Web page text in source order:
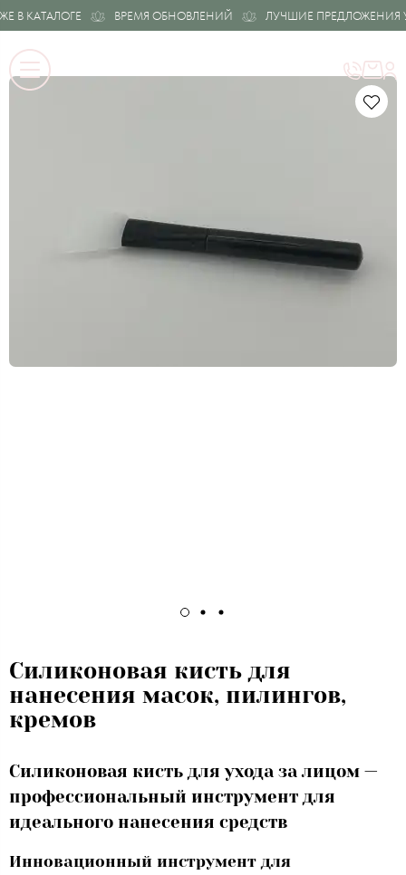
КАТАЛОГЕ ВРЕМЯ ОБНОВЛЕНИЙ ЛУЧШИЕ ПРЕДЛОЖЕНИЯ
Силиконовая кисть для
нанесения масок, пилингов,
кремов
Силиконовая кисть для ухода за лицом —
профессиональный инструмент для
идеального нанесения средств
Инновационный инструмент для